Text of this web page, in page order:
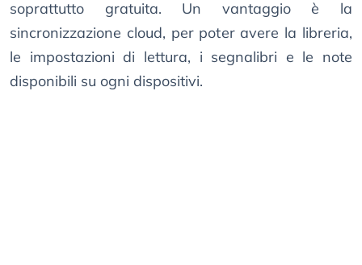
soprattutto gratuita. Un vantaggio è la
sincronizzazione cloud, per poter avere la libreria,
le impostazioni di lettura, i segnalibri e le note
disponibili su ogni dispositivi.